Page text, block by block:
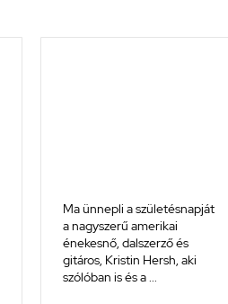
Ma ünnepli a születésnapját
a nagyszerű amerikai
énekesnő, dalszerző és
gitáros, Kristin Hersh, aki
szólóban is és a ...